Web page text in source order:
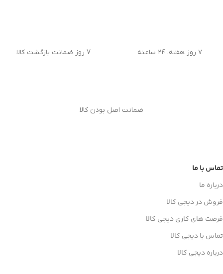
۷ روز هفته، ۲۴ ساعته 7 روز ضمانت بازگشت کالا
ضمانت اصل بودن کالا
تماس با ما
درباره ما
فروش در دیجی کالا
فرصت های کاری دیجی کالا
تماس با دیجی کالا
درباره دیجی کالا